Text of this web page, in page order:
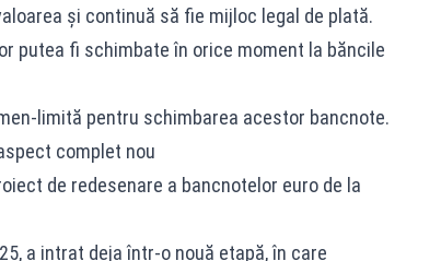
și continuă să fie mijloc legal de plată.
putea fi schimbate în orice moment la băncile
limită pentru schimbarea acestor bancnote.
complet nou
de redesenare a bancnotelor euro de la
a intrat deja într-o nouă etapă, în care